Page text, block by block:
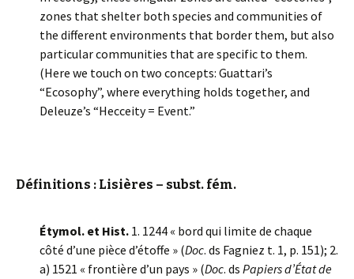
zones that shelter both species and communities of
the different environments that border them, but also
particular communities that are specific to them.
(Here we touch on two concepts: Guattari’s
“Ecosophy”, where everything holds together, and
Deleuze’s “Hecceity = Event.”
Définitions : Lisières – subst. fém.
Étymol. et Hist. 1. 1244 « bord qui limite de chaque
côté d’une pièce d’étoffe » (Doc. ds Fagniez t. 1, p. 151); 2.
a) 1521 « frontière d’un pays » (Doc. ds Papiers d’État de